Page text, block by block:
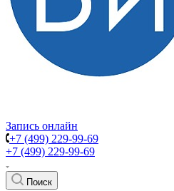
Запись онлайн
+7 (499) 229-99-69
+7 (499) 229-99-69
Поиск